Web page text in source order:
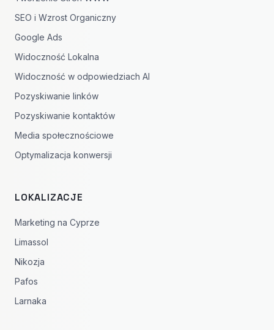
SEO i Wzrost Organiczny
Google Ads
Widoczność Lokalna
Widoczność w odpowiedziach AI
Pozyskiwanie linków
Pozyskiwanie kontaktów
Media społecznościowe
Optymalizacja konwersji
LOKALIZACJE
Marketing na Cyprze
Limassol
Nikozja
Pafos
Larnaka